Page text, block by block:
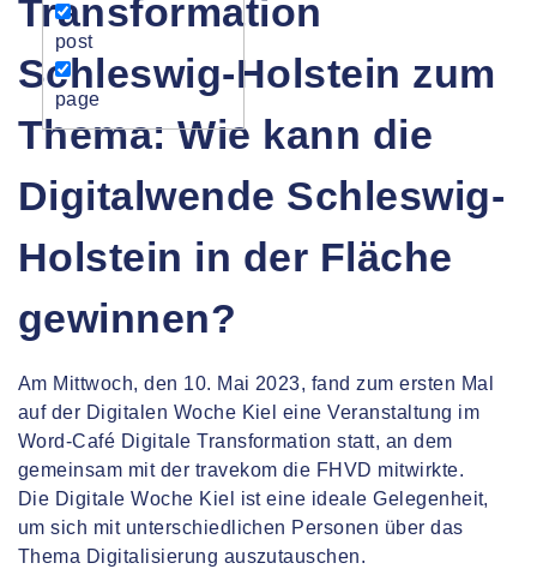
post
page
Transformation
Schleswig-Holstein zum
Thema: Wie kann die
Digitalwende Schleswig-
Holstein in der Fläche
gewinnen?
Am Mittwoch, den 10. Mai 2023, fand zum ersten Mal
auf der Digitalen Woche Kiel eine Veranstaltung im
Word-Café Digitale Transformation statt, an dem
gemeinsam mit der travekom die FHVD mitwirkte.
Die Digitale Woche Kiel ist eine ideale Gelegenheit,
um sich mit unterschiedlichen Personen über das
Thema Digitalisierung auszutauschen.